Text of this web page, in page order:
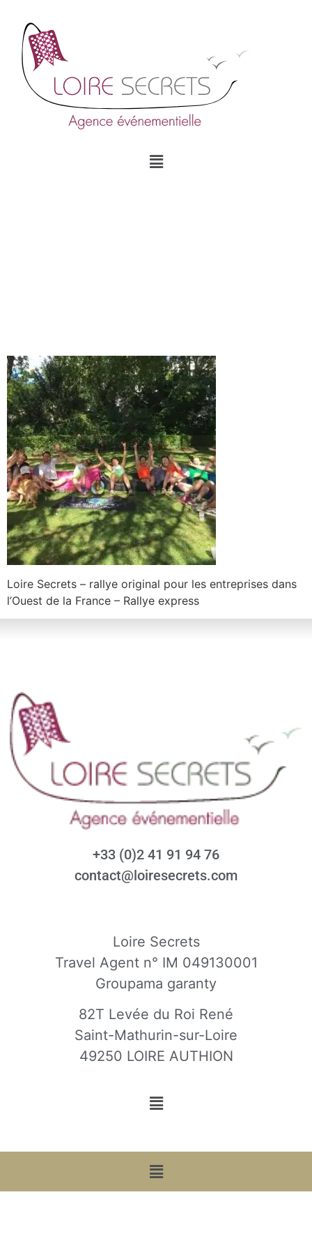
Loire Secrets – rallye original pour les entreprises dans
l’Ouest de la France – Rallye express
+33 (0)2 41 91 94 76
contact@loiresecrets.com
Loire Secrets
Travel Agent n° IM 049130001
Groupama garanty
82T Levée du Roi René
Saint-Mathurin-sur-Loire
49250 LOIRE AUTHION